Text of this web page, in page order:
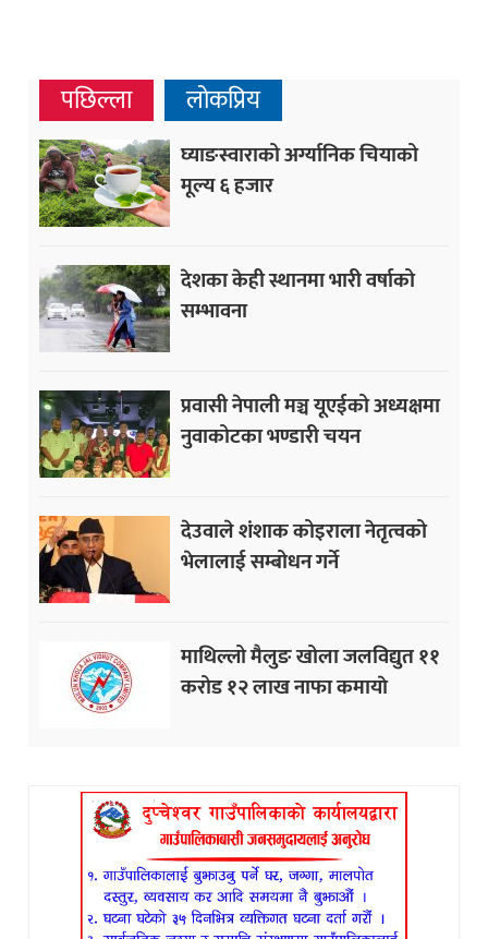
पछिल्ला लोकप्रिय
घ्याङस्वाराको अर्ग्यानिक चियाको
मूल्य ६ हजार
देशका केही स्थानमा भारी वर्षाको
सम्भावना
प्रवासी नेपाली मञ्च यूएईको अध्यक्षमा
नुवाकोटका भण्डारी चयन
देउवाले शंशाक कोइराला नेतृत्वको
भेलालाई सम्बोधन गर्ने
माथिल्लो मैलुङ खोला जलविद्युत ११
करोड १२ लाख नाफा कमायाे